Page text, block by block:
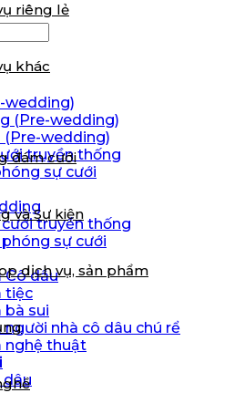
riêng lẻ
khác
đám cưới
và Sự kiện
dịch vụ, sản phẩm
wedding)
(Pre-wedding)
(Pre-wedding)
truyền thống
sự cưới
truyền thống
sự cưới
Cô dâu
tiệc
bà sui
người nhà cô dâu chú rể
nghệ thuật
dâu